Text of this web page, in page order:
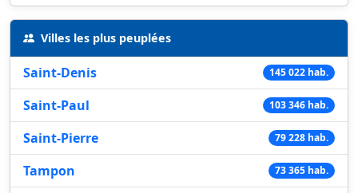
Villes les plus peuplées
Saint-Denis 145 022 hab.
Saint-Paul 103 346 hab.
Saint-Pierre 79 228 hab.
Tampon 73 365 hab.